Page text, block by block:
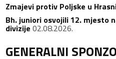
Zmajevi protiv Poljske u
Bh. juniori osvojili 12. mjesto
divizije 02.08.2026.
GENERALNI